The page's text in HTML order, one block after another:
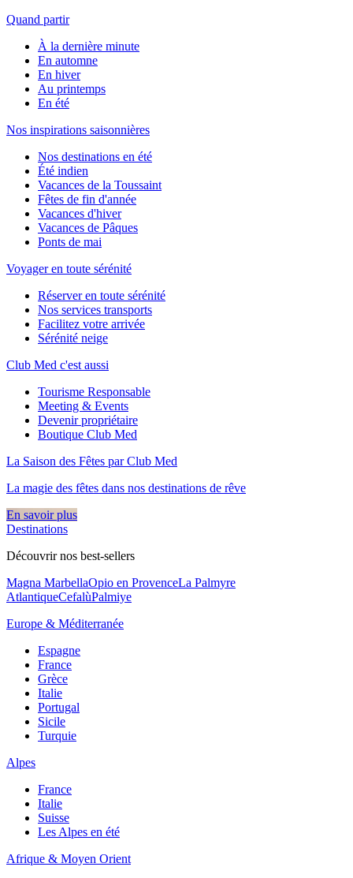
Quand partir
À la dernière minute
En automne
En hiver
Au printemps
En été
Nos inspirations saisonnières
Nos destinations en été
Été indien
Vacances de la Toussaint
Fêtes de fin d'année
Vacances d'hiver
Vacances de Pâques
Ponts de mai
Voyager en toute sérénité
Réserver en toute sérénité
Nos services transports
Facilitez votre arrivée
Sérénité neige
Club Med c'est aussi
Tourisme Responsable
Meeting & Events
Devenir propriétaire
Boutique Club Med
La Saison des Fêtes par Club Med
La magie des fêtes dans nos destinations de rêve​
En savoir plus
Destinations
Découvrir nos best-sellers
Magna MarbellaOpio en ProvenceLa Palmyre
AtlantiqueCefalùPalmiye
Europe & Méditerranée
Espagne
France
Grèce
Italie
Portugal
Sicile
Turquie
Alpes
France
Italie
Suisse
Les Alpes en été
Afrique & Moyen Orient